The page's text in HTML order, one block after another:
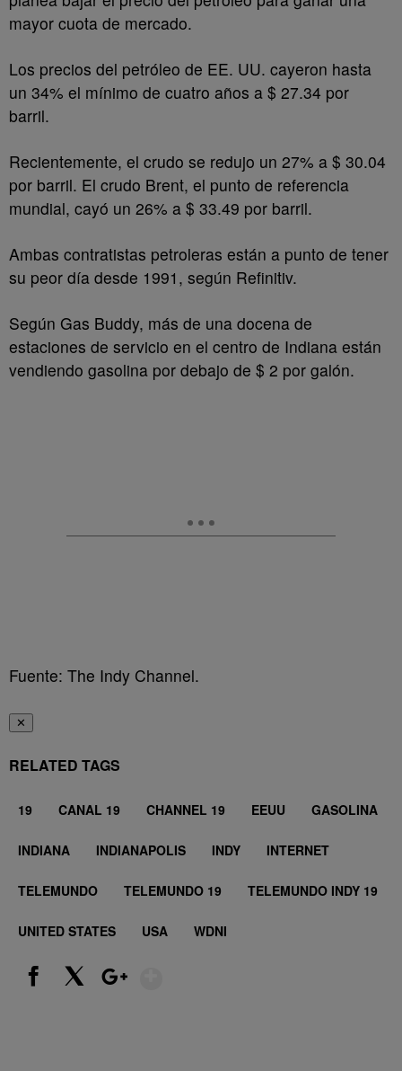
mayor cuota de mercado.
Los precios del petróleo de EE. UU. cayeron hasta
un 34% el mínimo de cuatro años a $ 27.34 por
barril.
Recientemente, el crudo se redujo un 27% a $ 30.04
por barril. El crudo Brent, el punto de referencia
mundial, cayó un 26% a $ 33.49 por barril.
Ambas contratistas petroleras están a punto de tener
su peor día desde 1991, según Refinitiv.
Según Gas Buddy, más de una docena de
estaciones de servicio en el centro de Indiana están
vendiendo gasolina por debajo de $ 2 por galón.
Fuente: The Indy Channel.
✕
RELATED TAGS
19 CANAL 19 CHANNEL 19 EEUU GASOLINA
INDIANA INDIANAPOLIS INDY INTERNET
TELEMUNDO TELEMUNDO 19 TELEMUNDO INDY 19
UNITED STATES USA WDNI